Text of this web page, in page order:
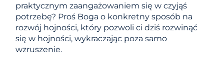
praktycznym zaangażowaniem się w czyjąś
potrzebę? Proś Boga o konkretny sposób na
rozwój hojności, który pozwoli ci dziś rozwinąć
się w hojności, wykraczając poza samo
wzruszenie.